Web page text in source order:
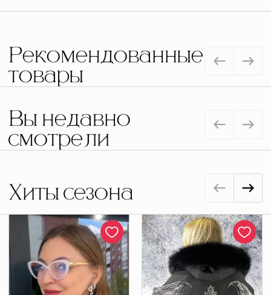
Рекомендованные
товары
Вы недавно
смотрели
Хиты сезона